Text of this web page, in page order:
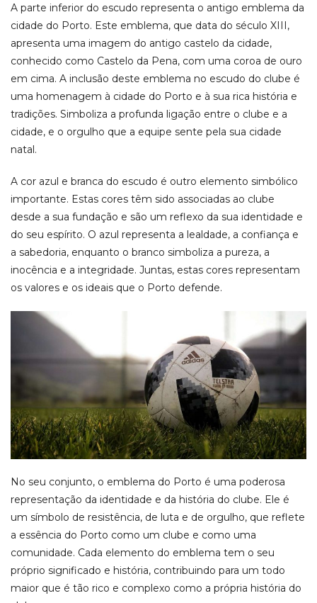
A parte inferior do escudo representa o antigo emblema da
cidade do Porto. Este emblema, que data do século XIII,
apresenta uma imagem do antigo castelo da cidade,
conhecido como Castelo da Pena, com uma coroa de ouro
em cima. A inclusão deste emblema no escudo do clube é
uma homenagem à cidade do Porto e à sua rica história e
tradições. Simboliza a profunda ligação entre o clube e a
cidade, e o orgulho que a equipe sente pela sua cidade
natal.
A cor azul e branca do escudo é outro elemento simbólico
importante. Estas cores têm sido associadas ao clube
desde a sua fundação e são um reflexo da sua identidade e
do seu espírito. O azul representa a lealdade, a confiança e
a sabedoria, enquanto o branco simboliza a pureza, a
inocência e a integridade. Juntas, estas cores representam
os valores e os ideais que o Porto defende.
No seu conjunto, o emblema do Porto é uma poderosa
representação da identidade e da história do clube. Ele é
um símbolo de resistência, de luta e de orgulho, que reflete
a essência do Porto como um clube e como uma
comunidade. Cada elemento do emblema tem o seu
próprio significado e história, contribuindo para um todo
maior que é tão rico e complexo como a própria história do